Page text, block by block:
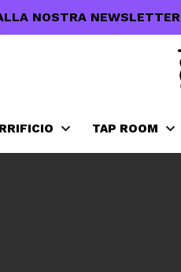
NOSTRA NEWSLETTER
TAP ROOM